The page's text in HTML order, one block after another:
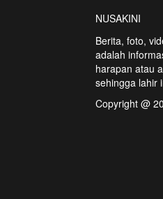
NUSAKINI
Berita, foto,
adalah
harapan atau
sehingga lahir
Copyright @